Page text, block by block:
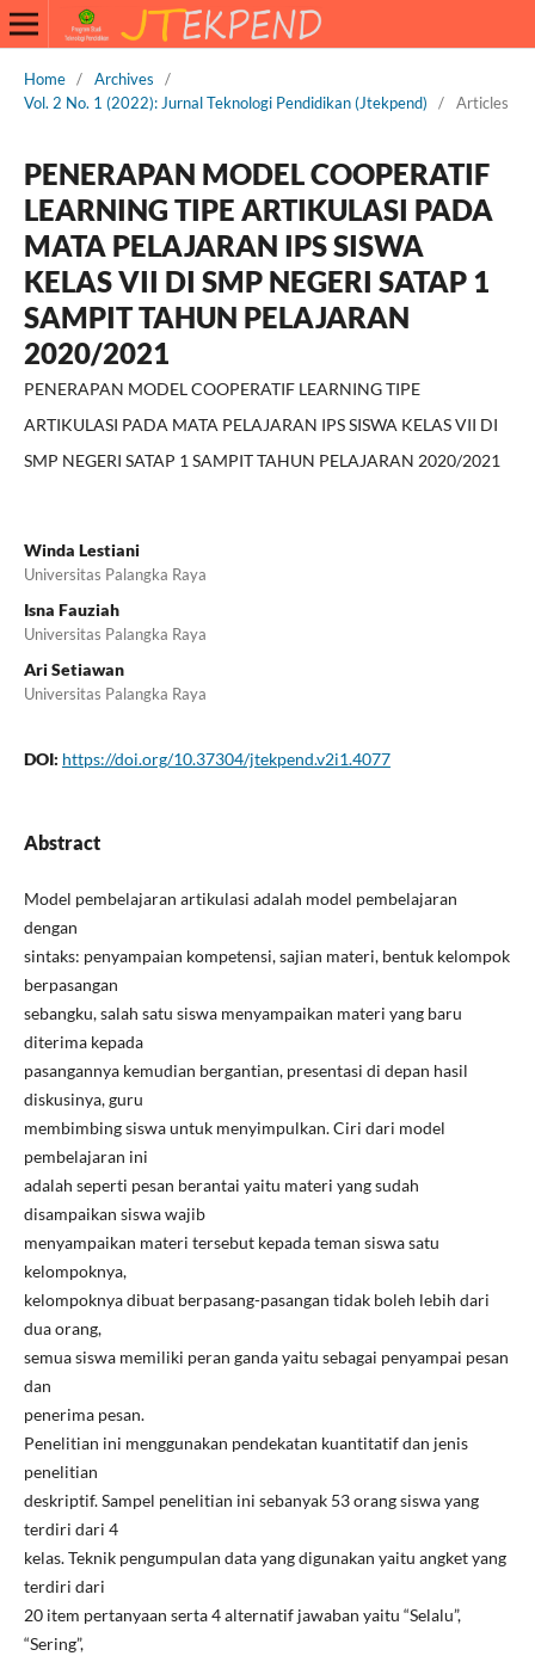
Home / Archives
/
Vol. 2 No. 1 (2022): Jurnal Teknologi Pendidikan (Jtekpend)
/ Articles
PENERAPAN MODEL COOPERATIF
LEARNING TIPE ARTIKULASI PADA
MATA PELAJARAN IPS SISWA
KELAS VII DI SMP NEGERI SATAP 1
SAMPIT TAHUN PELAJARAN
2020/2021
PENERAPAN MODEL COOPERATIF LEARNING TIPE
ARTIKULASI PADA MATA PELAJARAN IPS SISWA KELAS VII DI
SMP NEGERI SATAP 1 SAMPIT TAHUN PELAJARAN 2020/2021
Winda Lestiani
Universitas Palangka Raya
Isna Fauziah
Universitas Palangka Raya
Ari Setiawan
Universitas Palangka Raya
DOI: https://doi.org/10.37304/jtekpend.v2i1.4077
Abstract
Model pembelajaran artikulasi adalah model pembelajaran
dengan
sintaks: penyampaian kompetensi, sajian materi, bentuk kelompok
berpasangan
sebangku, salah satu siswa menyampaikan materi yang baru
diterima kepada
pasangannya kemudian bergantian, presentasi di depan hasil
diskusinya, guru
membimbing siswa untuk menyimpulkan. Ciri dari model
pembelajaran ini
adalah seperti pesan berantai yaitu materi yang sudah
disampaikan siswa wajib
menyampaikan materi tersebut kepada teman siswa satu
kelompoknya,
kelompoknya dibuat berpasang-pasangan tidak boleh lebih dari
dua orang,
semua siswa memiliki peran ganda yaitu sebagai penyampai pesan
dan
penerima pesan.
Penelitian ini menggunakan pendekatan kuantitatif dan jenis
penelitian
deskriptif. Sampel penelitian ini sebanyak 53 orang siswa yang
terdiri dari 4
kelas. Teknik pengumpulan data yang digunakan yaitu angket yang
terdiri dari
20 item pertanyaan serta 4 alternatif jawaban yaitu “Selalu”,
“Sering”,